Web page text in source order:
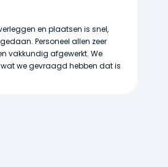
en plaatsen is snel,
Personeel allen zeer
vakkundig afgewerkt. We
we gevraagd hebben dat is